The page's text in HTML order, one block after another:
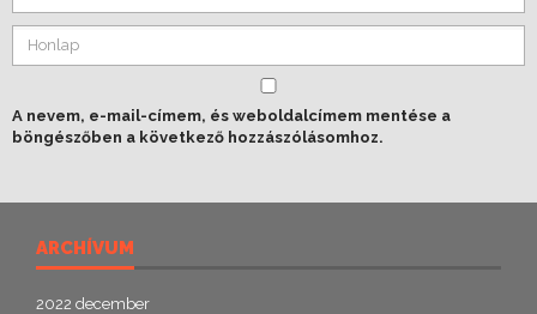
A nevem, e-mail-címem, és weboldalcímem mentése a
böngészőben a következő hozzászólásomhoz.
ARCHÍVUM
2022 december